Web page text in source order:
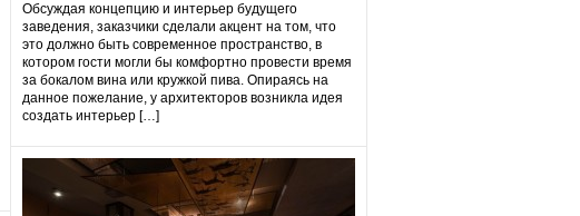
Обсуждая концепцию и интерьер будущего
заведения, заказчики сделали акцент на том, что
это должно быть современное пространство, в
котором гости могли бы комфортно провести время
за бокалом вина или кружкой пива. Опираясь на
данное пожелание, у архитекторов возникла идея
создать интерьер […]